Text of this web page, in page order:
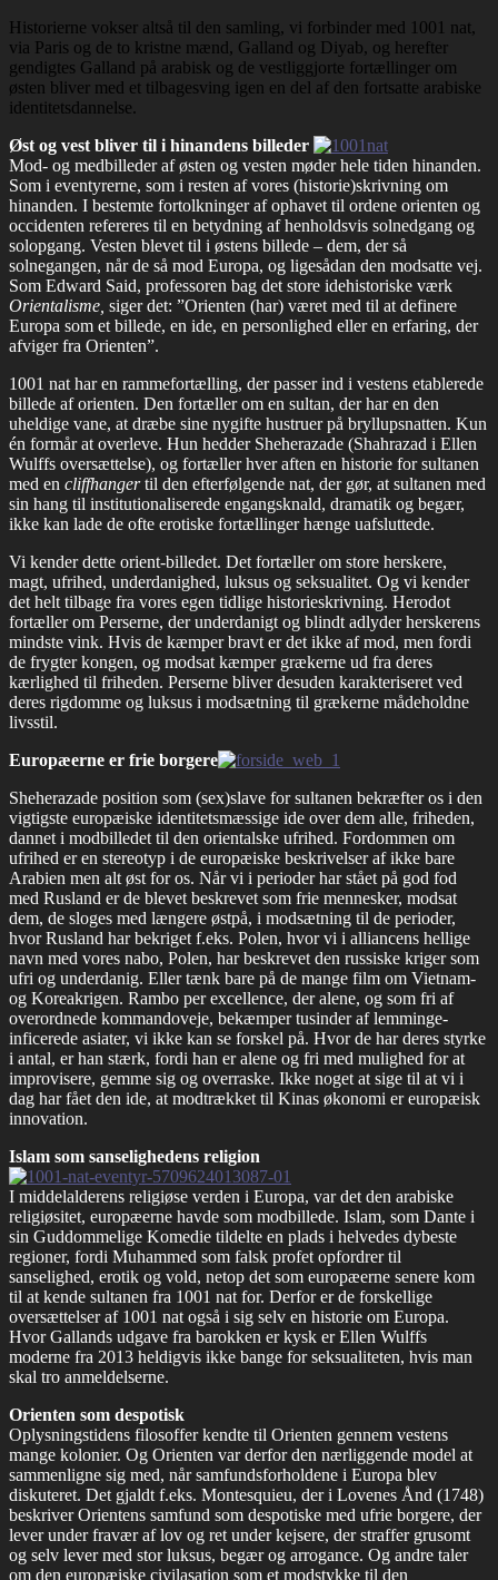
Historierne vokser altså til den samling, vi forbinder med 1001 nat,
via Paris og de to kristne mænd, Galland og Diyab, og herefter
gendigtes Galland på arabisk og de vestliggjorte fortællinger om
østen bliver med et tilbagesving igen en del af den fortsatte arabiske
identitetsdannelse.
Øst og vest bliver til i hinandens billeder
Mod- og medbilleder af østen og vesten møder hele tiden hinanden.
Som i eventyrerne, som i resten af vores (historie)skrivning om
hinanden. I bestemte fortolkninger af ophavet til ordene orienten og
occidenten refereres til en betydning af henholdsvis solnedgang og
solopgang. Vesten blevet til i østens billede – dem, der så
solnegangen, når de så mod Europa, og ligesådan den modsatte vej.
Som Edward Said, professoren bag det store idehistoriske værk
Orientalisme, siger det: ”Orienten (har) været med til at definere
Europa som et billede, en ide, en personlighed eller en erfaring, der
afviger fra Orienten”.
1001 nat har en rammefortælling, der passer ind i vestens etablerede
billede af orienten. Den fortæller om en sultan, der har en den
uheldige vane, at dræbe sine nygifte hustruer på bryllupsnatten. Kun
én formår at overleve. Hun hedder Sheherazade (Shahrazad i Ellen
Wulffs oversættelse), og fortæller hver aften en historie for sultanen
med en cliffhangertil den efterfølgende nat, der gør, at sultanen med
sin hang til institutionaliserede engangsknald, dramatik og begær,
ikke kan lade de ofte erotiske fortællinger hænge uafsluttede.
Vi kender dette orient-billedet. Det fortæller om store herskere,
magt, ufrihed, underdanighed, luksus og seksualitet. Og vi kender
det helt tilbage fra vores egen tidlige historieskrivning. Herodot
fortæller om Perserne, der underdanigt og blindt adlyder herskerens
mindste vink. Hvis de kæmper bravt er det ikke af mod, men fordi
de frygter kongen, og modsat kæmper grækerne ud fra deres
kærlighed til friheden. Perserne bliver desuden karakteriseret ved
deres rigdomme og luksus i modsætning til grækerne mådeholdne
livsstil.
Europæerne er frie borgere
Sheherazade position som (sex)slave for sultanen bekræfter os i den
vigtigste europæiske identitetsmæssige ide over dem alle, friheden,
dannet i modbilledet til den orientalske ufrihed. Fordommen om
ufrihed er en stereotyp i de europæiske beskrivelser af ikke bare
Arabien men alt øst for os. Når vi i perioder har stået på god fod
med Rusland er de blevet beskrevet som frie mennesker, modsat
dem, de sloges med længere østpå, i modsætning til de perioder,
hvor Rusland har bekriget f.eks. Polen, hvor vi i alliancens hellige
navn med vores nabo, Polen, har beskrevet den russiske kriger som
ufri og underdanig. Eller tænk bare på de mange film om Vietnam-
og Koreakrigen. Rambo per excellence, der alene, og som fri af
overordnede kommandoveje, bekæmper tusinder af lemminge-
inficerede asiater, vi ikke kan se forskel på. Hvor de har deres styrke
i antal, er han stærk, fordi han er alene og fri med mulighed for at
improvisere, gemme sig og overraske. Ikke noget at sige til at vi i
dag har fået den ide, at modtrækket til Kinas økonomi er europæisk
innovation.
Islam som sanselighedens religion
I middelalderens religiøse verden i Europa, var det den arabiske
religiøsitet, europæerne havde som modbillede. Islam, som Dante i
sin Guddommelige Komedie tildelte en plads i helvedes dybeste
regioner, fordi Muhammed som falsk profet opfordrer til
sanselighed, erotik og vold, netop det som europæerne senere kom
til at kende sultanen fra 1001 nat for. Derfor er de forskellige
oversættelser af 1001 nat også i sig selv en historie om Europa.
Hvor Gallands udgave fra barokken er kysk er Ellen Wulffs
moderne fra 2013 heldigvis ikke bange for seksualiteten, hvis man
skal tro anmeldelserne.
Orienten som despotisk
Oplysningstidens filosoffer kendte til Orienten gennem vestens
mange kolonier. Og Orienten var derfor den nærliggende model at
sammenligne sig med, når samfundsforholdene i Europa blev
diskuteret. Det gjaldt f.eks. Montesquieu, der i Lovenes Ånd (1748)
beskriver Orientens samfund som despotiske med ufrie borgere, der
lever under fravær af lov og ret under kejsere, der straffer grusomt
og selv lever med stor luksus, begær og arrogance. Og andre taler
om den europæiske civilasation som et modstykke til den